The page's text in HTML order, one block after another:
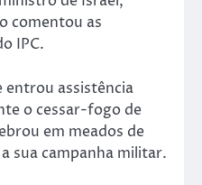
comentou as
IPC.
entrou assistência
o cessar-fogo de
em meados de
sua campanha militar.